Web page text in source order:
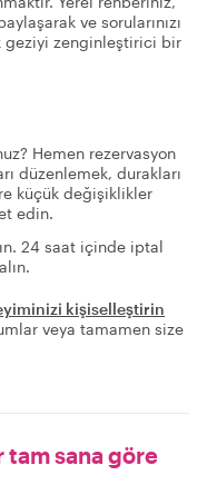
ve sorularınızı
geziyi zenginleştirici bir
Hemen rezervasyon
düzenlemek, durakları
küçük değişiklikler
edin.
24 saat içinde iptal
kişiselleştirin
veya tamamen size
tam sana göre